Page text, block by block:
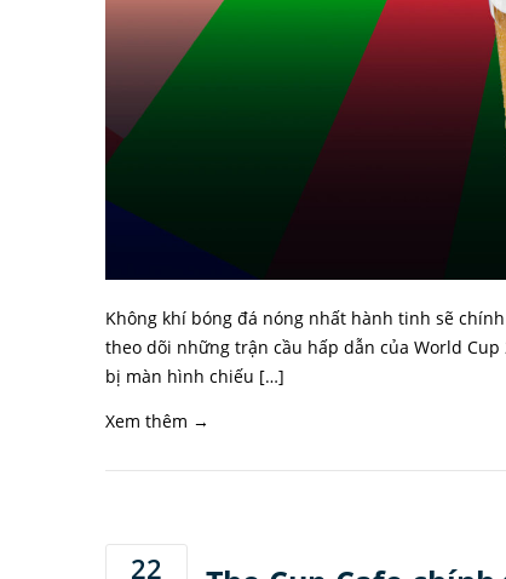
Không khí bóng đá nóng nhất hành tinh sẽ
theo dõi những trận cầu hấp dẫn của World
bị màn hình chiếu […]
Xem thêm →
22